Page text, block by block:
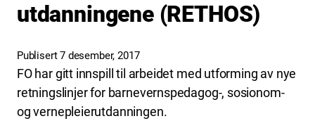
utdanningene (RETHOS)
Publisert 7 desember, 2017
FO har gitt innspill til arbeidet med utforming av nye
retningslinjer for barnevernspedagog-, sosionom-
og vernepleierutdanningen.